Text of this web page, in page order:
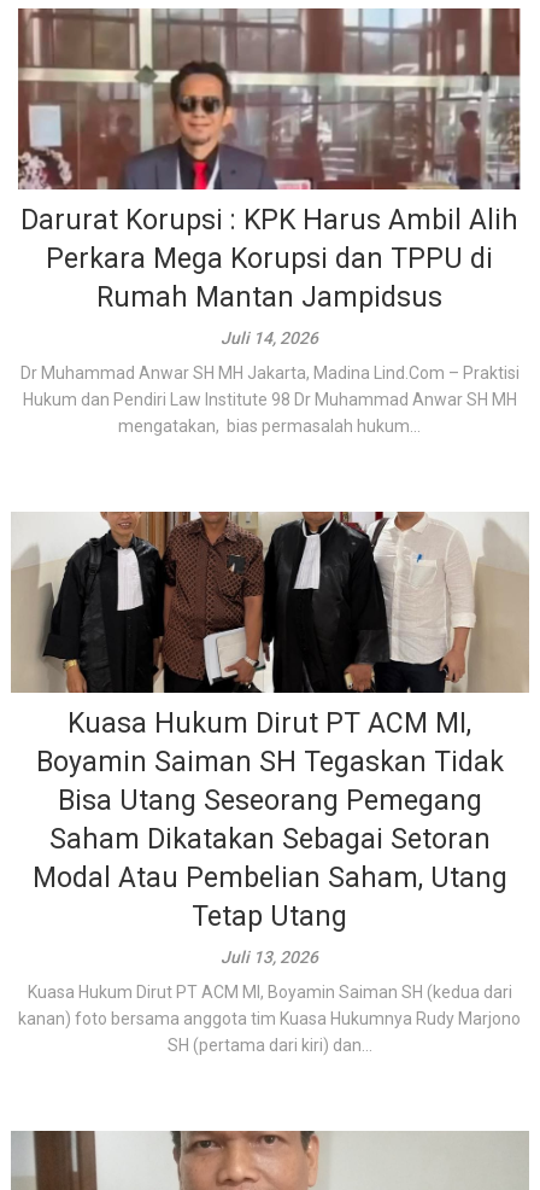
Darurat Korupsi : KPK Harus Ambil Alih
Perkara Mega Korupsi dan TPPU di
Rumah Mantan Jampidsus
Juli 14, 2026
Dr Muhammad Anwar SH MH Jakarta, Madina Lind.Com – Praktisi
Hukum dan Pendiri Law Institute 98 Dr Muhammad Anwar SH MH
mengatakan, bias permasalah hukum...
Kuasa Hukum Dirut PT ACM MI,
Boyamin Saiman SH Tegaskan Tidak
Bisa Utang Seseorang Pemegang
Saham Dikatakan Sebagai Setoran
Modal Atau Pembelian Saham, Utang
Tetap Utang
Juli 13, 2026
Kuasa Hukum Dirut PT ACM MI, Boyamin Saiman SH (kedua dari
kanan) foto bersama anggota tim Kuasa Hukumnya Rudy Marjono
SH (pertama dari kiri) dan...